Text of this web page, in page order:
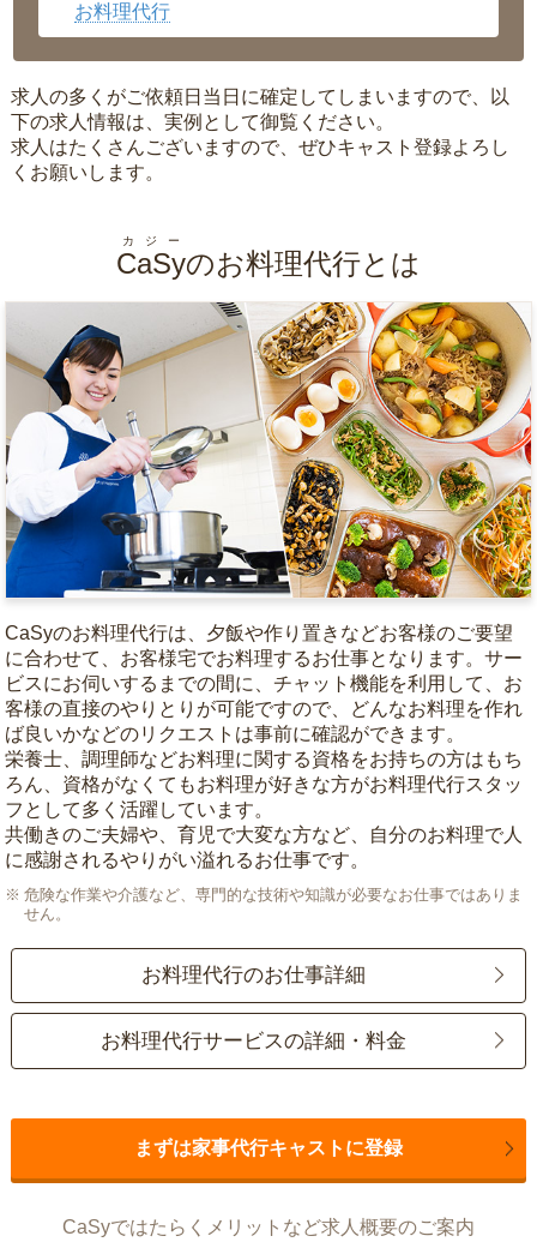
お料理代行
求人の多くがご依頼日当日に確定してしまいますので、以
下の求人情報は、実例として御覧ください。
求人はたくさんございますので、ぜひキャスト登録よろし
くお願いします。
CaSy
カジー
のお料理代行とは
CaSyのお料理代行は、夕飯や作り置きなどお客様のご要望
に合わせて、お客様宅でお料理するお仕事となります。サー
ビスにお伺いするまでの間に、チャット機能を利用して、お
客様の直接のやりとりが可能ですので、どんなお料理を作れ
ば良いかなどのリクエストは事前に確認ができます。
栄養士、調理師などお料理に関する資格をお持ちの方はもち
ろん、資格がなくてもお料理が好きな方がお料理代行スタッ
フとして多く活躍しています。
共働きのご夫婦や、育児で大変な方など、自分のお料理で人
に感謝されるやりがい溢れるお仕事です。
危険な作業や介護など、専門的な技術や知識が必要なお仕事ではありま
せん。
お料理代行のお仕事詳細
お料理代行サービスの詳細・料金
まずは家事代行キャストに登録
CaSyではたらくメリットなど求人概要のご案内